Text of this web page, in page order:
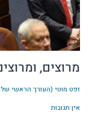
מרוצים,
זפט מוטי (העורך הראשי
אין תגובות